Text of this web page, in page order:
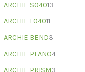
ARCHIE S04013
ARCHIE L04011
ARCHIE BEND3
ARCHIE PLANO4
ARCHIE PRISM3